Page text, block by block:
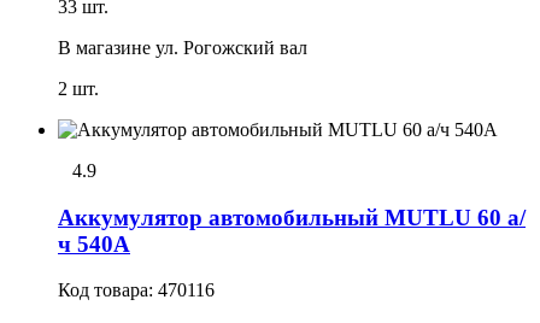
33 шт.
В магазине ул. Рогожский вал
2 шт.
4.9
Аккумулятор автомобильный MUTLU 60 а/
ч 540А
Код товара: 470116